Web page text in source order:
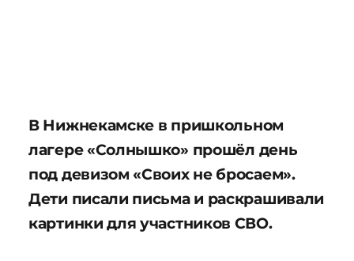
В Нижнекамске в пришкольном
лагере «Солнышко» прошёл день
под девизом «Своих не бросаем».
Дети писали письма и раскрашивали
картинки для участников СВО.